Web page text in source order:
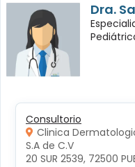
Dra.
Consultorio
Clinica
S.A de C.V
20 SUR 2539, 72500